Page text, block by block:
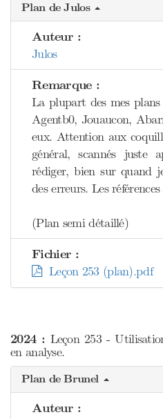
Plan de Julos
Auteur :
Julos
Remarque :
La plupart des mes
Agentb0, Jouaucon,
eux. Attention aux
général, scannés juste
rédiger, bien sur quand
des erreurs. Les
(Plan semi détaillé)
Fichier :
Leçon 253 (plan).pdf
2024 : Leçon 253 -
en analyse.
Plan de Brunel
Auteur :